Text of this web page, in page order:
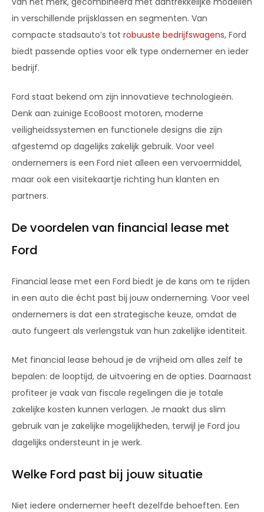
in verschillende prijsklassen en segmenten. Van
compacte stadsauto’s tot robuuste bedrijfswagens, Ford
biedt passende opties voor elk type ondernemer en ieder
bedrijf.
Ford staat bekend om zijn innovatieve technologieën.
Denk aan zuinige EcoBoost motoren, moderne
veiligheidssystemen en functionele designs die zijn
afgestemd op dagelijks zakelijk gebruik. Voor veel
ondernemers is een Ford niet alleen een vervoermiddel,
maar ook een visitekaartje richting hun klanten en
partners.
De voordelen van financial lease met
Ford
Financial lease met een Ford biedt je de kans om te rijden
in een auto die écht past bij jouw onderneming. Voor veel
ondernemers is dat een strategische keuze, omdat de
auto fungeert als verlengstuk van hun zakelijke identiteit.
Met financial lease behoud je de vrijheid om alles zelf te
bepalen: de looptijd, de uitvoering en de opties. Daarnaast
profiteer je vaak van fiscale regelingen die je totale
zakelijke kosten kunnen verlagen. Je maakt dus slim
gebruik van je zakelijke mogelijkheden, terwijl je Ford jou
dagelijks ondersteunt in je werk.
Welke Ford past bij jouw situatie
Niet iedere ondernemer heeft dezelfde behoeften. Een